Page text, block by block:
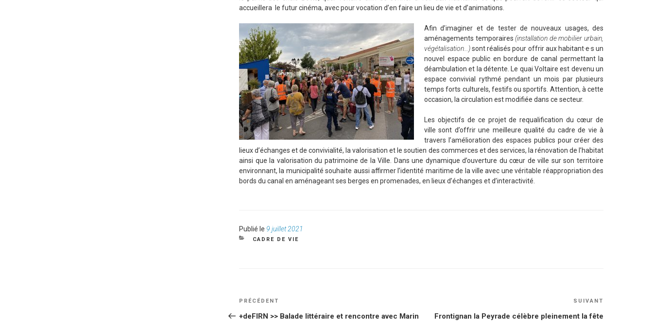
accueillera le futur cinéma, avec pour vocation d’en faire un lieu de vie et d’animations.
Afin d’imaginer et de tester de nouveaux usages, des
aménagements temporaires(installation de mobilier urbain,
végétalisation…)sont réalisés pour offrir aux habitant·e·s un
nouvel espace public en bordure de canal permettant la
déambulation et la détente. Le quai Voltaire est devenu un
espace convivial rythmé pendant un mois par plusieurs
temps forts culturels, festifs ou sportifs. Attention, à cette
occasion, la circulation est modifiée dans ce secteur.
Les objectifs de ce projet de requalification du cœur de
ville sont d’offrir une meilleure qualité du cadre de vie à
travers l’amélioration des espaces publics pour créer des
lieux d’échanges et de convivialité, la valorisation et le soutien des commerces et des services, la rénovation de l’habitat
ainsi que la valorisation du patrimoine de la Ville. Dans une dynamique d’ouverture du cœur de ville sur son territoire
environnant, la municipalité souhaite aussi affirmer l’identité maritime de la ville avec une véritable réappropriation des
bords du canal en aménageant ses berges en promenades, en lieux d’échanges et d’interactivité.
Publié le Publié
le
9 juillet 2021
CATÉGORIES
CADRE DE VIE
NAVIGATION
DE
Article
PRÉCÉDENT
+deFIRN >> Balade littéraire et rencontre avec Marin
SUIVANT
Frontignan la Peyrade célèbre pleinement la fête